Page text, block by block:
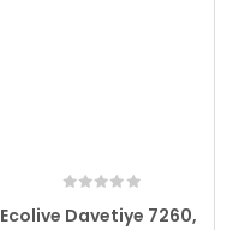
Ecolive Davetiye 7260,